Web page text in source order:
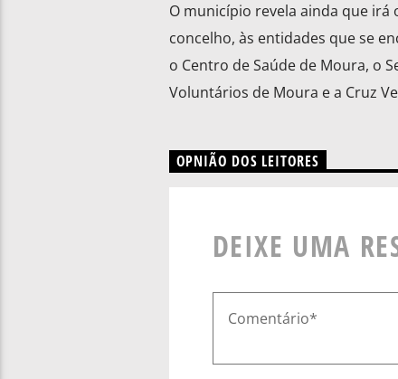
O município revela ainda que
concelho, às entidades que se
o Centro de Saúde de Moura, o
Voluntários de Moura e a Cruz
OPNIÃO DOS LEITORES
DEIXE UMA